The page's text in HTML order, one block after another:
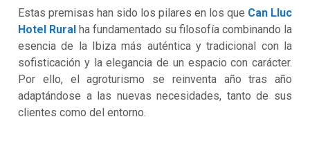
Estas premisas han sido los pilares en los que Can Lluc
Hotel Rural ha fundamentado su filosofía combinando la
esencia de la Ibiza más auténtica y tradicional con la
sofisticación y la elegancia de un espacio con carácter.
Por ello, el agroturismo se reinventa año tras año
adaptándose a las nuevas necesidades, tanto de sus
clientes como del entorno.